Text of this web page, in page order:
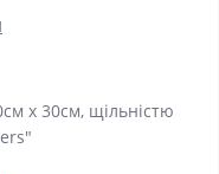
х 30см, щільністю